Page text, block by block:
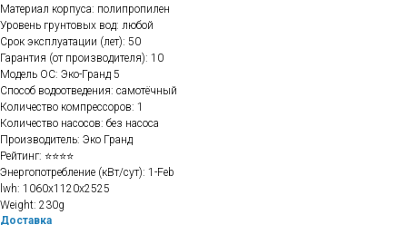
Материал корпуса: полипропилен
Уровень грунтовых вод: любой
Срок эксплуатации (лет): 50
Гарантия (от производителя): 10
Модель ОС: Эко-Гранд 5
Способ водоотведения: самотёчный
Количество компрессоров: 1
Количество насосов: без насоса
Производитель: Эко Гранд
Рейтинг: ⭐⭐⭐⭐
Энергопотребление (кВт/сут): 1-Feb
lwh: 1060x1120x2525
Weight: 230g
Доставка